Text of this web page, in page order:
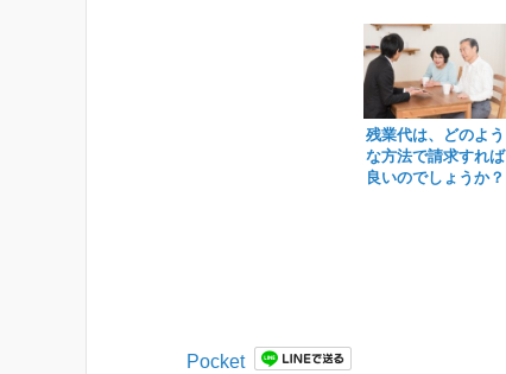
残業代は、どのよう
な方法で請求すれば
良いのでしょうか？
Pocket